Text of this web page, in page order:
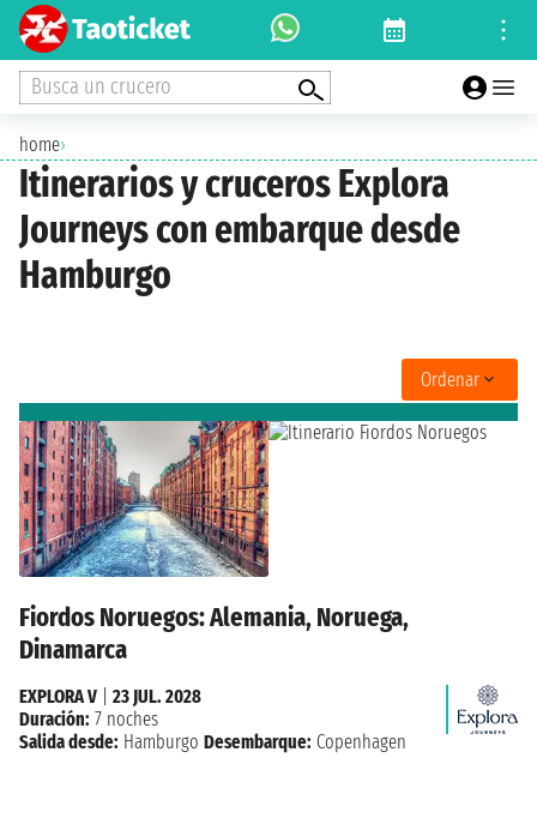
Busca un crucero
home›
Itinerarios y cruceros Explora
Journeys con embarque desde
Hamburgo
Ordenar
Fiordos Noruegos: Alemania, Noruega,
Dinamarca
EXPLORA V
23 JUL. 2028
Duración: 7 noches
Salida desde: Hamburgo Desembarque: Copenhagen